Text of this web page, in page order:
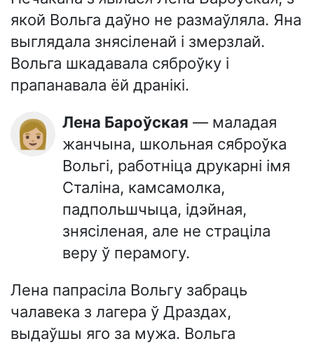
якой Вольга даўно не размаўляла. Яна
выглядала знясіленай і змерзлай.
Вольга шкадавала сяброўку і
прапанавала ёй дранікі.
👩🏼 Лена Бароўская — маладая
жанчына, школьная сяброўка
Вольгі, работніца друкарні імя
Сталіна, камсамолка,
падпольшчыца, ідэйная,
знясіленая, але не страціла
веру ў перамогу.
Лена папрасіла Вольгу забраць
чалавека з лагера ў Драздах,
выдаўшы яго за мужа. Вольга